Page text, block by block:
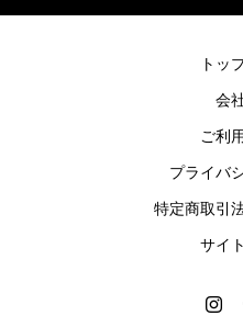
トッ
会
ご利
プライバ
特定商取引
サイ